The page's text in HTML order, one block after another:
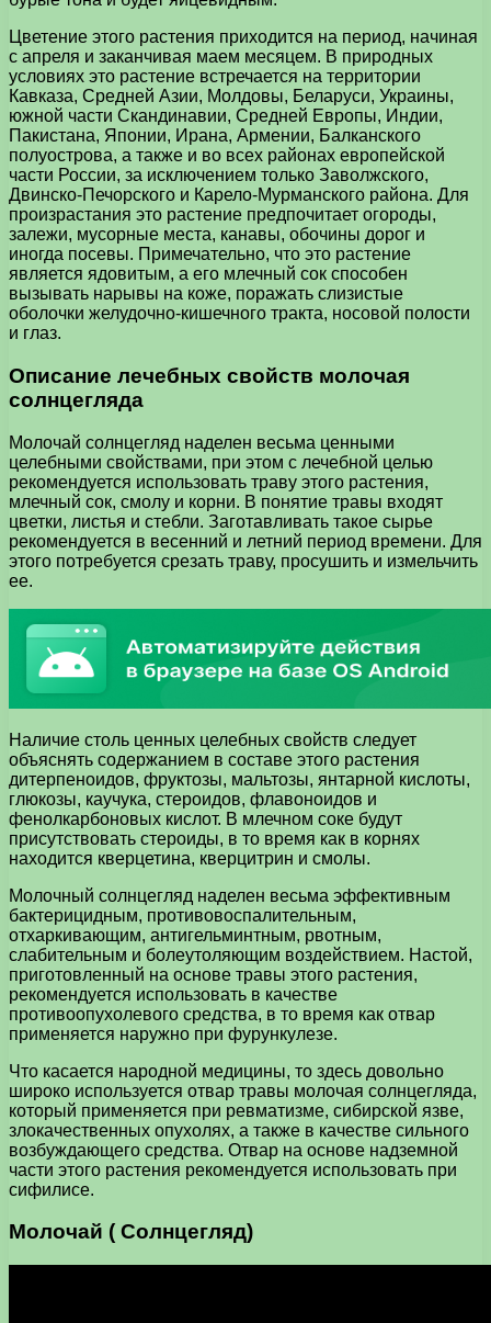
Цветение этого растения приходится на период, начиная
с апреля и заканчивая маем месяцем. В природных
условиях это растение встречается на территории
Кавказа, Средней Азии, Молдовы, Беларуси, Украины,
южной части Скандинавии, Средней Европы, Индии,
Пакистана, Японии, Ирана, Армении, Балканского
полуострова, а также и во всех районах европейской
части России, за исключением только Заволжского,
Двинско-Печорского и Карело-Мурманского района. Для
произрастания это растение предпочитает огороды,
залежи, мусорные места, канавы, обочины дорог и
иногда посевы. Примечательно, что это растение
является ядовитым, а его млечный сок способен
вызывать нарывы на коже, поражать слизистые
оболочки желудочно-кишечного тракта, носовой полости
и глаз.
Описание лечебных свойств молочая
солнцегляда
Молочай солнцегляд наделен весьма ценными
целебными свойствами, при этом с лечебной целью
рекомендуется использовать траву этого растения,
млечный сок, смолу и корни. В понятие травы входят
цветки, листья и стебли. Заготавливать такое сырье
рекомендуется в весенний и летний период времени. Для
этого потребуется срезать траву, просушить и измельчить
ее.
Наличие столь ценных целебных свойств следует
объяснять содержанием в составе этого растения
дитерпеноидов, фруктозы, мальтозы, янтарной кислоты,
глюкозы, каучука, стероидов, флавоноидов и
фенолкарбоновых кислот. В млечном соке будут
присутствовать стероиды, в то время как в корнях
находится кверцетина, кверцитрин и смолы.
Молочный солнцегляд наделен весьма эффективным
бактерицидным, противовоспалительным,
отхаркивающим, антигельминтным, рвотным,
слабительным и болеутоляющим воздействием. Настой,
приготовленный на основе травы этого растения,
рекомендуется использовать в качестве
противоопухолевого средства, в то время как отвар
применяется наружно при фурункулезе.
Что касается народной медицины, то здесь довольно
широко используется отвар травы молочая солнцегляда,
который применяется при ревматизме, сибирской язве,
злокачественных опухолях, а также в качестве сильного
возбуждающего средства. Отвар на основе надземной
части этого растения рекомендуется использовать при
сифилисе.
Молочай ( Солнцегляд)